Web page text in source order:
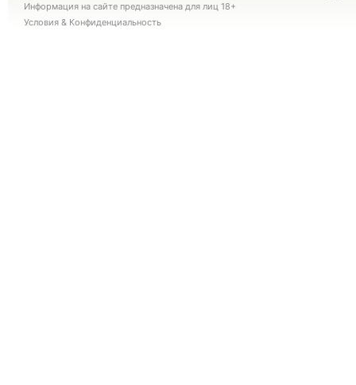
Информация на сайте предназначена для лиц 18+
Условия & Конфиденциальность